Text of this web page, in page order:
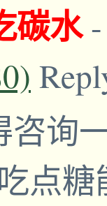
碳水
咨询
点